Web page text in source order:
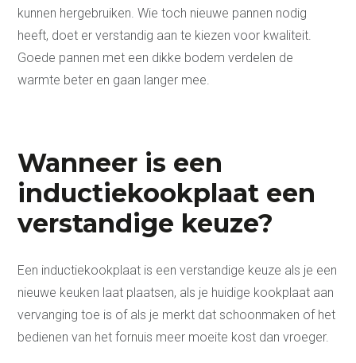
kunnen hergebruiken. Wie toch nieuwe pannen nodig
heeft, doet er verstandig aan te kiezen voor kwaliteit.
Goede pannen met een dikke bodem verdelen de
warmte beter en gaan langer mee.
Wanneer is een
inductiekookplaat een
verstandige keuze?
Een inductiekookplaat is een verstandige keuze als je een
nieuwe keuken laat plaatsen, als je huidige kookplaat aan
vervanging toe is of als je merkt dat schoonmaken of het
bedienen van het fornuis meer moeite kost dan vroeger.